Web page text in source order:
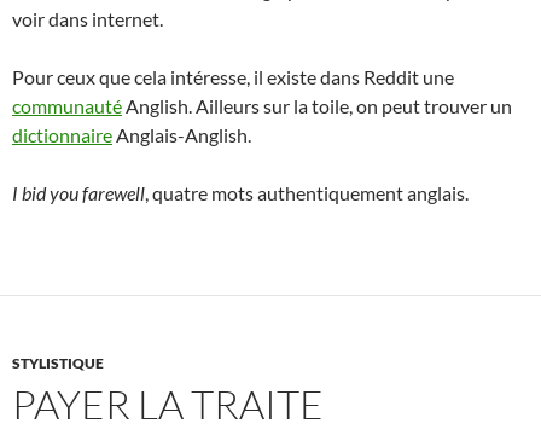
voir dans internet.
Pour ceux que cela intéresse, il existe dans Reddit une
communautéAnglish. Ailleurs sur la toile, on peut trouver un
dictionnaireAnglais-Anglish.
I bid you farewell, quatre mots authentiquement anglais.
STYLISTIQUE
PAYER LA TRAITE